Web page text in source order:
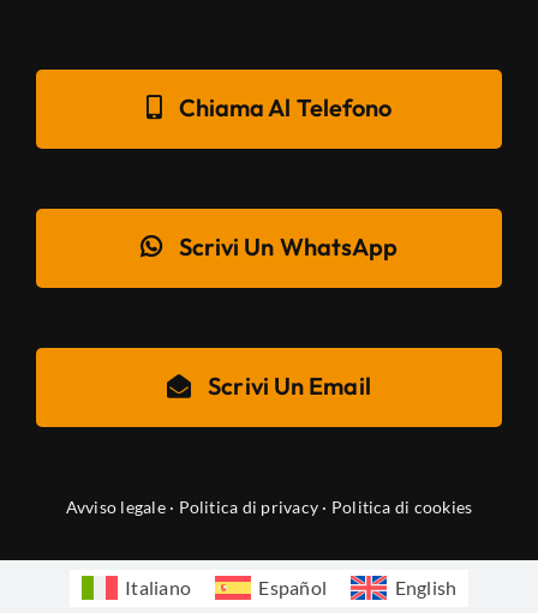
Chiama Al Telefono
Scrivi Un WhatsApp
Scrivi Un Email
Avviso legale· Politica di privacy · Politica di cookies
Italiano Español English